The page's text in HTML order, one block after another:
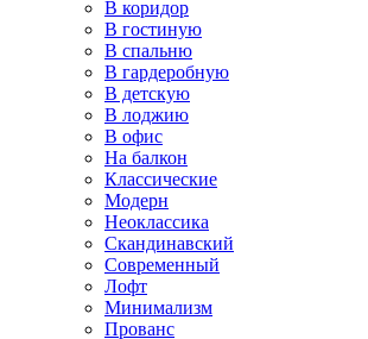
В коридор
В гостиную
В спальню
В гардеробную
В детскую
В лоджию
В офис
На балкон
Классические
Модерн
Неоклассика
Скандинавский
Современный
Лофт
Минимализм
Прованс